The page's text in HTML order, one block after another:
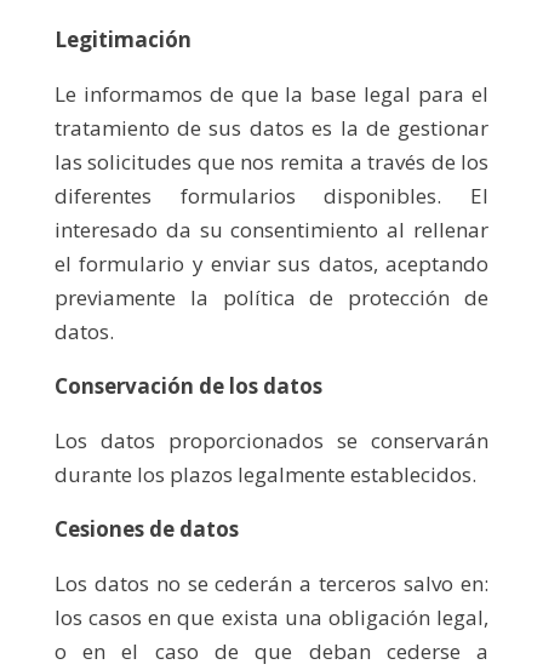
Legitimación
Le informamos de que la base legal para el
tratamiento de sus datos es la de gestionar
las solicitudes que nos remita a través de los
diferentes formularios disponibles. El
interesado da su consentimiento al rellenar
el formulario y enviar sus datos, aceptando
previamente la política de protección de
datos.
Conservación de los datos
Los datos proporcionados se conservarán
durante los plazos legalmente establecidos.
Cesiones de datos
Los datos no se cederán a terceros salvo en:
los casos en que exista una obligación legal,
o en el caso de que deban cederse a